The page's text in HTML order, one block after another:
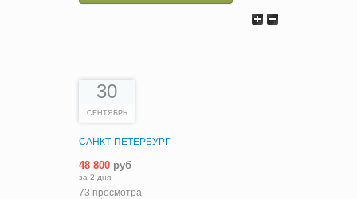
30
СЕНТЯБРЬ
САНКТ-ПЕТЕРБУРГ
48 800 руб
за 2 дня
73 просмотра